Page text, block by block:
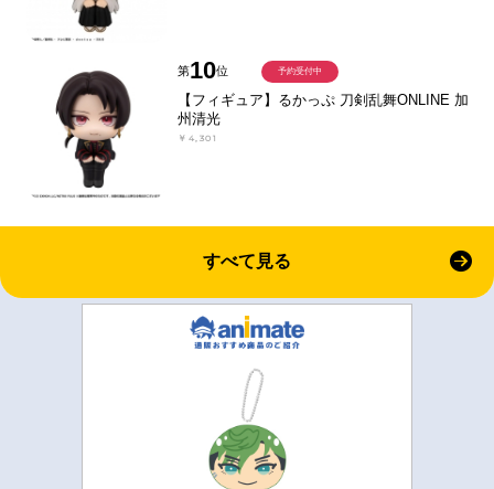
第10位
【フィギュア】るかっぷ 刀剣乱舞ONLINE 加
州清光
￥4,301
予約受付中
すべて見る